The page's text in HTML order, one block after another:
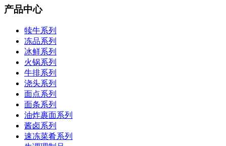
产品中心
犊牛系列
冻品系列
冰鲜系列
火锅系列
牛排系列
浇头系列
面点系列
面条系列
油炸裹面系列
酱卤系列
速冻菜肴系列